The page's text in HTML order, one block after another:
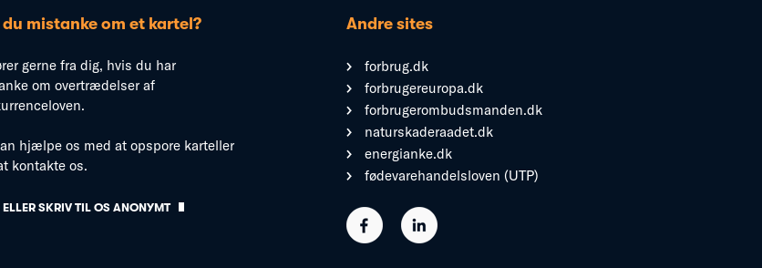
du mistanke om et kartel?
gerne fra dig, hvis du har
om overtrædelser af
hjælpe os med at opspore karteller
kontakte os.
SKRIV TIL OS ANONYMT
Andre sites
forbrug.dk
forbrugereuropa.dk
forbrugerombudsmanden.dk
naturskaderaadet.dk
energianke.dk
fødevarehandelsloven (UTP)